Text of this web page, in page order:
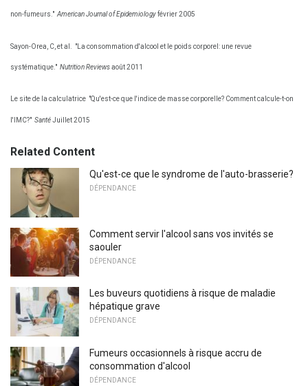
non-fumeurs." American Journal of Epidemiologyfévrier 2005
Sayon-Orea, C, et al. "La consommation d'alcool et le poids corporel: une revue
systématique." Nutrition Reviewsaoût 2011
Le site de la calculatrice "Qu'est-ce que l'indice de masse corporelle? Comment calcule-t-on
l'IMC?" SantéJuillet 2015
Related Content
Qu'est-ce que le syndrome de l'auto-brasserie?
DÉPENDANCE
Comment servir l'alcool sans vos invités se
saouler
DÉPENDANCE
Les buveurs quotidiens à risque de maladie
hépatique grave
DÉPENDANCE
Fumeurs occasionnels à risque accru de
consommation d'alcool
DÉPENDANCE